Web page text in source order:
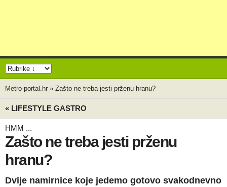
Metro-portal.hr » Zašto ne treba jesti prženu hranu?
« LIFESTYLE GASTRO
HMM ...
Zašto ne treba jesti prženu
hranu?
Dvije namirnice koje jedemo gotovo svakodnevno